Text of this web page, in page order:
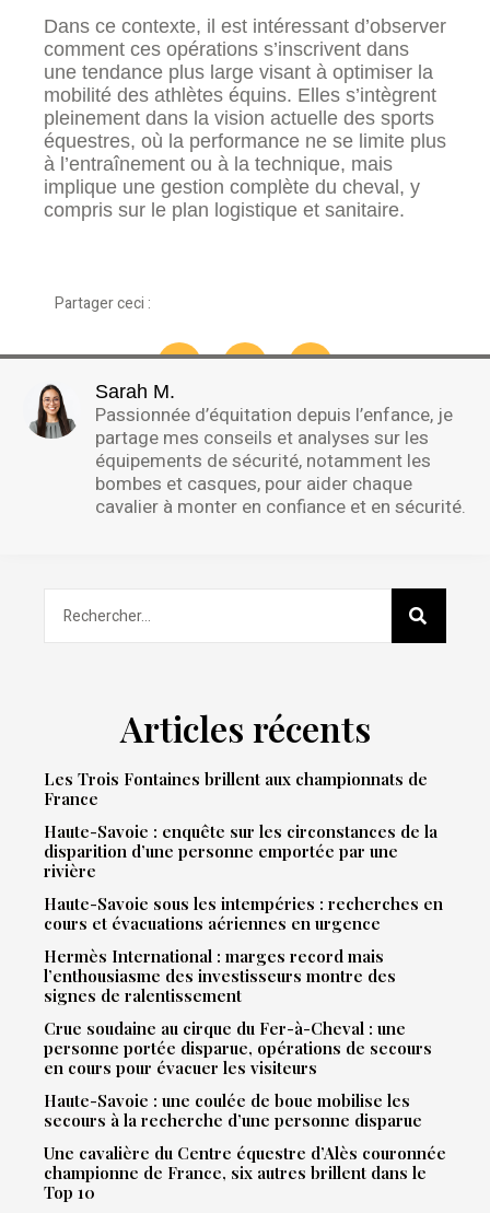
Dans ce contexte, il est intéressant d’observer
comment ces opérations s’inscrivent dans
une tendance plus large visant à optimiser la
mobilité des athlètes équins. Elles s’intègrent
pleinement dans la vision actuelle des sports
équestres, où la performance ne se limite plus
à l’entraînement ou à la technique, mais
implique une gestion complète du cheval, y
compris sur le plan logistique et sanitaire.
Partager ceci :
Sarah M.
Passionnée d’équitation depuis l’enfance, je
partage mes conseils et analyses sur les
équipements de sécurité, notamment les
bombes et casques, pour aider chaque
cavalier à monter en confiance et en sécurité.
Articles récents
Les Trois Fontaines brillent aux championnats de
France
Haute-Savoie : enquête sur les circonstances de la
disparition d’une personne emportée par une
rivière
Haute-Savoie sous les intempéries : recherches en
cours et évacuations aériennes en urgence
Hermès International : marges record mais
l’enthousiasme des investisseurs montre des
signes de ralentissement
Crue soudaine au cirque du Fer-à-Cheval : une
personne portée disparue, opérations de secours
en cours pour évacuer les visiteurs
Haute-Savoie : une coulée de boue mobilise les
secours à la recherche d’une personne disparue
Une cavalière du Centre équestre d’Alès couronnée
championne de France, six autres brillent dans le
Top 10